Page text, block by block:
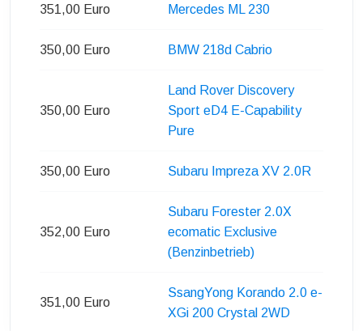
351,00 Euro Mercedes ML 230
350,00 Euro BMW 218d Cabrio
350,00 Euro
Land Rover Discovery
Sport eD4 E-Capability
Pure
350,00 Euro Subaru Impreza XV 2.0R
352,00 Euro
Subaru Forester 2.0X
ecomatic Exclusive
(Benzinbetrieb)
351,00 Euro
SsangYong Korando 2.0 e-
XGi 200 Crystal 2WD